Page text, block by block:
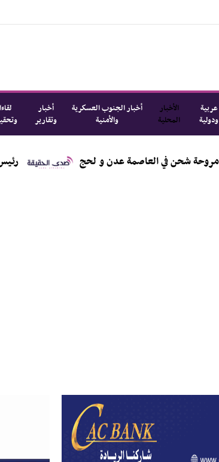
عربية
ودولية
الأخبار
المحلية
أخبار الجنوب العسكرية
والأمنية
أخبار
وتقارير
رئيس